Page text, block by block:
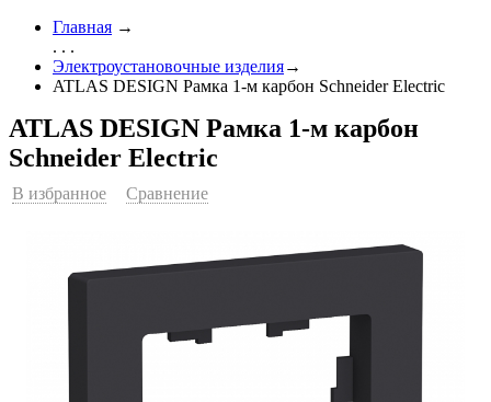
Главная →
. . .
Электроустановочные изделия→
ATLAS DESIGN Рамка 1-м карбон Schneider Еleсtric
ATLAS DESIGN Рамка 1-м карбон
Schneider Еleсtric
В избранное Сравнение